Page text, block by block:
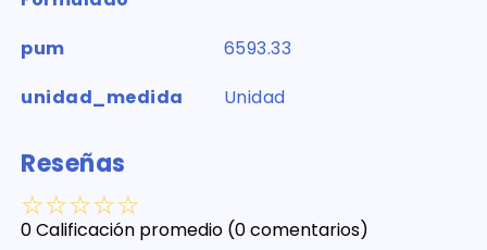
pum
6593.33
unidad_medida
Unidad
Reseñas
☆☆☆☆☆
0 Calificación promedio (0 comentarios)